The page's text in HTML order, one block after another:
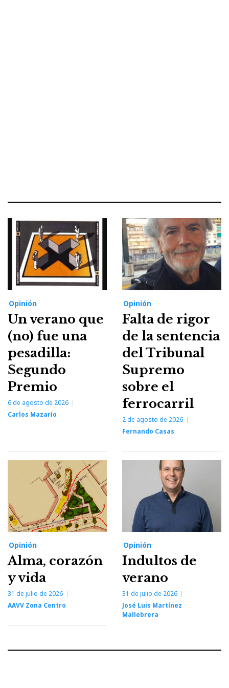
Opinión
Un verano que
(no) fue una
pesadilla:
Segundo
Premio
6 de agosto de 2026
Carlos Mazarío
Opinión
Falta de rigor
de la sentencia
del Tribunal
Supremo
sobre el
ferrocarril
2 de agosto de 2026
Fernando Casas
Opinión
Alma, corazón
y vida
31 de julio de 2026
AAVV Zona Centro
Opinión
Indultos de
verano
31 de julio de 2026
José Luis Martínez
Mallebrera